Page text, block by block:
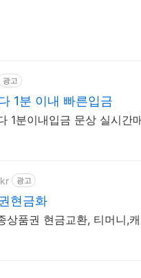
광고
1분 이내 빠른입금
1분이내입금 문상 실시간
광고
현금화
상품권 현금교환, 티머니,